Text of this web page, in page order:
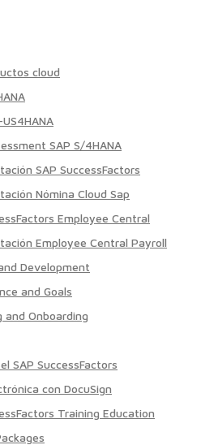
cloud
US4HANA
SAP S/4HANA
SAP SuccessFactors
Nómina Cloud Sap
Employee Central
Employee Central Payroll
Development
and Goals
and Onboarding
SAP SuccessFactors
con DocuSign
Training Education